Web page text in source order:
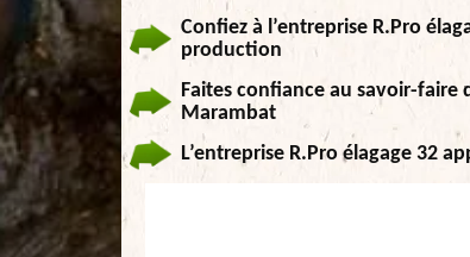
Confiez à l’entreprise R.Pro
production
Faites confiance au savoir-faire
Marambat
L’entreprise R.Pro élagage 32